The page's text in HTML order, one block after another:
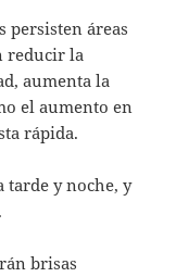
persisten áreas
reducir la
aumenta la
el aumento en
rápida.
tarde y noche, y
brisas